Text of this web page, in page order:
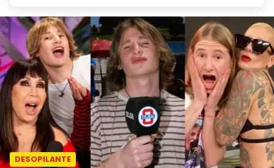
DESOPILANTE